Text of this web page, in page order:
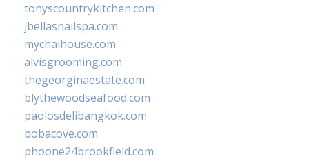
tonyscountrykitchen.com
jbellasnailspa.com
mychaihouse.com
alvisgrooming.com
thegeorginaestate.com
blythewoodseafood.com
paolosdelibangkok.com
bobacove.com
phoone24brookfield.com